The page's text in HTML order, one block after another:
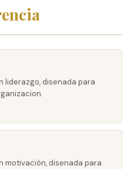
liderazgo, disenada para
motivación, disenada para